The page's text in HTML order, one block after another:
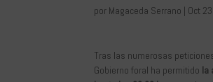
por Magaceda Serrano | Oct
Tras las numerosas
Gobierno foral ha permitido la